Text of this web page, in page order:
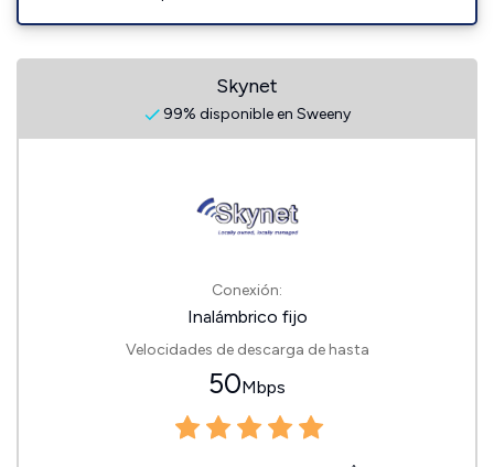
Skynet
99% disponible en Sweeny
Conexión:
Inalámbrico fijo
Velocidades de descarga de hasta
50Mbps